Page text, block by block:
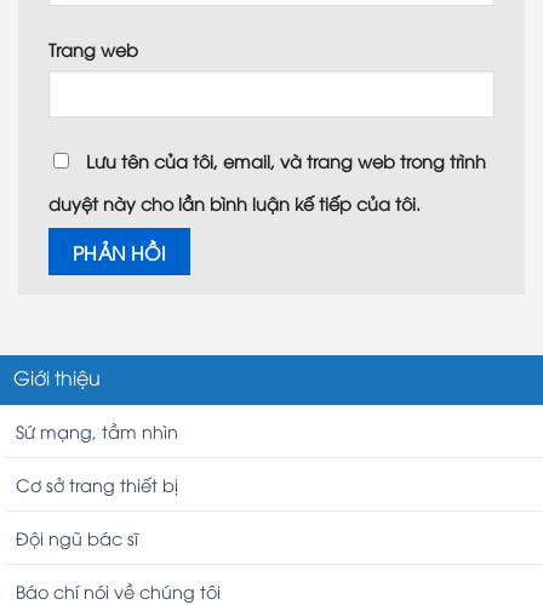
Trang web
Lưu tên của tôi, email, và trang web trong trình
duyệt này cho lần bình luận kế tiếp của tôi.
Giới thiệu
Sứ mạng, tầm nhìn
Cơ sở trang thiết bị
Đội ngũ bác sĩ
Báo chí nói về chúng tôi